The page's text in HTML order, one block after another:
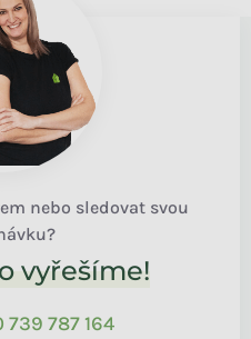
nebo sledovat svou
vyřešíme!
739 787 164